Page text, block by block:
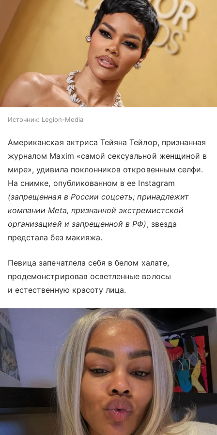
Источник: Legion-Media
Американская актриса Тейяна Тейлор, признанная
журналом Maxim «самой сексуальной женщиной в
мире», удивила поклонников откровенным селфи.
На снимке, опубликованном в ее Instagram
(запрещенная в России соцсеть; принадлежит
компании Meta, признанной экстремистской
организацией и запрещенной в РФ), звезда
предстала без макияжа.
Певица запечатлела себя в белом халате,
продемонстрировав осветленные волосы
и естественную красоту лица.